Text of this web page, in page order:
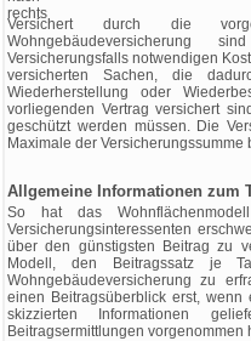
Versichert durch die
Wohngebäudeversicherung
Versicherungsfalls notwendigen
versicherten Sachen, die
Wiederherstellung oder
vorliegenden Vertrag versichert
geschützt werden müssen. Die
Maximale der Versicherungssumme
Allgemeine Informationen zum
So hat das
Versicherungsinteressenten
über den günstigsten Beitrag zu
Modell, den Beitragssatz je
Wohngebäudeversicherung zu
einen Beitragsüberblick erst,
skizzierten Informationen
Beitragsermittlungen vorgenommen